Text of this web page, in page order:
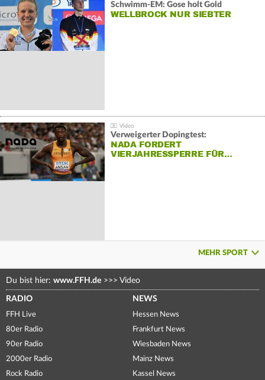
Schwimm-EM: Gose holt Gold
WELLBROCK NUR SIEBTER
Verweigerter Dopingtest:
NADA FORDERT
VIERJAHRESSPERRE FÜR…
MEHR SPORT
Du bist hier: www.FFH.de >>> Video
RADIO
FFH Live
80er Radio
90er Radio
2000er Radio
Rock Radio
NEWS
Hessen News
Frankfurt News
Wiesbaden News
Mainz News
Kassel News